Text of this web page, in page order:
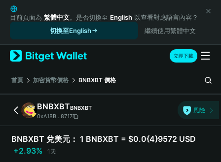
English
日本語
Русский
Español (Latinoamérica)
Türkçe
Italiano
Deutsch
简体中文
繁體中文
Português (Portugal)
Bahasa Indonesia
目前頁面為 繁體中文。是否切換至 English 以查看對應語言內容？
切換至English
繼續使用繁體中文
立即下載
首頁 加密貨幣價格 BNBXBT 價格
BNBXBTBNBXBT
0xA18B...8717
風險
BNBXBT 兌美元： 1 BNBXBT = $0.0{4}9572 USD
+2.93%
1天